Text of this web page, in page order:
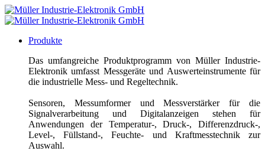
Produkte
Das umfangreiche Produktprogramm von Müller Industrie-
Elektronik umfasst Messgeräte und Auswerteinstrumente für
die industrielle Mess- und Regeltechnik.
Sensoren, Messumformer und Messverstärker für die
Signalverarbeitung und Digitalanzeigen stehen für
Anwendungen der Temperatur-, Druck-, Differenzdruck-,
Level-, Füllstand-, Feuchte- und Kraftmesstechnik zur
Auswahl.